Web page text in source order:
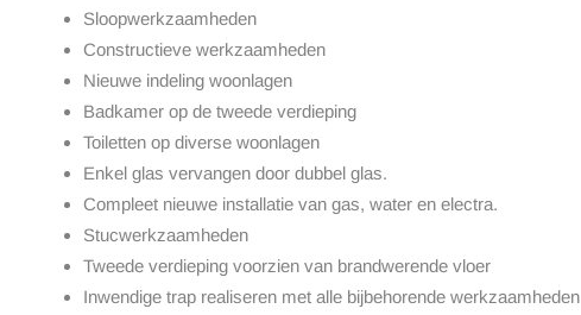
Sloopwerkzaamheden
Constructieve werkzaamheden
Nieuwe indeling woonlagen
Badkamer op de tweede verdieping
Toiletten op diverse woonlagen
Enkel glas vervangen door dubbel glas.
Compleet nieuwe installatie van gas, water en electra.
Stucwerkzaamheden
Tweede verdieping voorzien van brandwerende vloer
Inwendige trap realiseren met alle bijbehorende werkzaamheden